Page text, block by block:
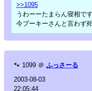
>>1095
うわーーたまらん寝相で
今プーキーさんと言わず
🐾 1099 ＠ ふっさーる
2003-08-03
22:05:44